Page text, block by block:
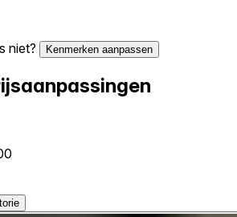
niet?
Kenmerken aanpassen